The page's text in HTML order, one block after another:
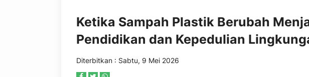
Ketika Sampah Plastik Berubah
Pendidikan dan Kepedulian
Diterbitkan : Sabtu, 9 Mei 2026